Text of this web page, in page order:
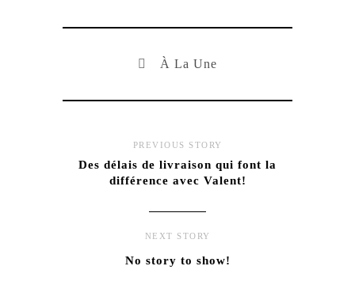
À La Une
PREVIOUS STORY
Des délais de livraison qui font la
différence avec Valent!
NEXT STORY
No story to show!